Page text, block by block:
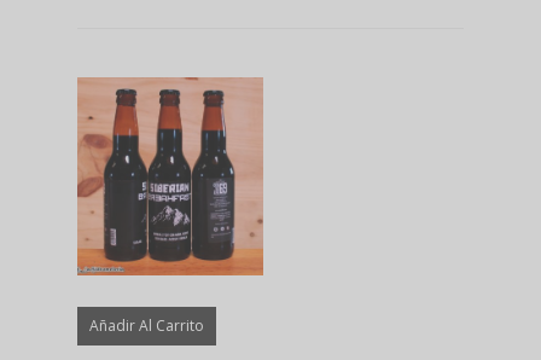
Añadir Al Carrito